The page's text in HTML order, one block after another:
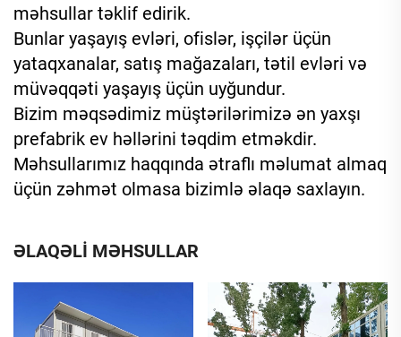
məhsullar təklif edirik.
Bunlar yaşayış evləri, ofislər, işçilər üçün
yataqxanalar, satış mağazaları, tətil evləri və
müvəqqəti yaşayış üçün uyğundur.
Bizim məqsədimiz müştərilərimizə ən yaxşı
prefabrik ev həllərini təqdim etməkdir.
Məhsullarımız haqqında ətraflı məlumat almaq
üçün zəhmət olmasa bizimlə əlaqə saxlayın.
ƏLAQƏLİ MƏHSULLAR